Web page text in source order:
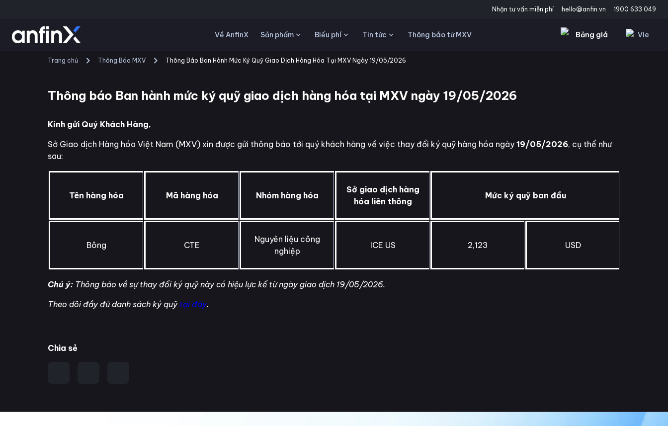
Nhận tư vấn miễn phí hello@anfin.vn 1900 633 049
Về AnfinX Sản phẩm Biểu phí Tin tức Thông báo từ MXV Bảng giá Vie
Trang chủ Thông Báo MXV Thông Báo Ban Hành Mức Ký Quỹ Giao Dịch Hàng Hóa Tại MXV Ngày 19/05/2026
Thông báo Ban hành mức ký quỹ giao dịch hàng hóa tại MXV ngày 19/05/2026
Kính gửi Quý Khách Hàng,
Sở Giao dịch Hàng hóa Việt Nam (MXV) xin được gửi thông báo tới quý khách hàng về việc thay đổi ký quỹ hàng hóa ngày 19/05/2026, cụ thể như
sau:
Tên hàng hóa Mã hàng hóa Nhóm hàng hóa
Sở giao dịch hàng
hóa liên thông
Mức ký quỹ ban đầu
Bông CTE
Nguyên liệu công
nghiệp
ICE US 2,123 USD
Chú ý: Thông báo về sự thay đổi ký quỹ này có hiệu lực kể từ ngày giao dịch 19/05/2026.
Theo dõi đầy đủ danh sách ký quỹ tại đây.
Chia sẻ